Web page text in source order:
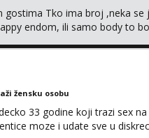
gostima Tko ima broj ,neka
endom, ili samo body to
žensku osobu
33 godine koji trazi sex
moze i udate sve u